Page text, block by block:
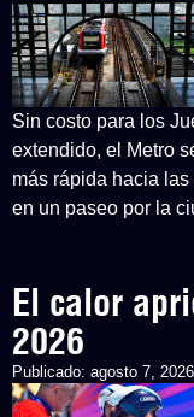
Sin costo para los
extendido, el Metro
más rápida hacia
en un paseo por la
El calor
2026
Publicado: agosto 7,